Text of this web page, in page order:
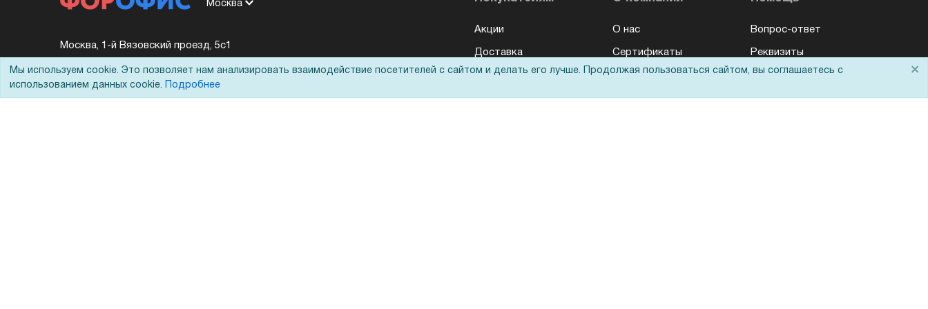
Москва
Москва, 1-й Вязовский проезд, 5с1
+7 (495) 228-20-11
Акции
Доставка
Оплата
Для дилеров
О нас
Сертификаты
Новости
Статьи
Вопрос-ответ
Реквизиты
Гарантии и возврат
Сервисный центр
Мы используем cookie. Это позволяет нам анализировать взаимодействие посетителей с сайтом и делать его лучше. Продолжая пользоваться сайтом, вы соглашаетесь с
использованием данных cookie.
Подробнее
×